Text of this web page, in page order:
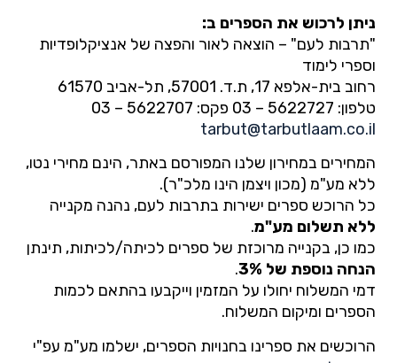
ניתן לרכוש את הספרים ב:
"תרבות לעם" – הוצאה לאור והפצה של אנציקלופדיות
וספרי לימוד
רחוב בית-אלפא 17, ת.ד. 57001, תל-אביב 61570
טלפון: 5622727 – 03 פקס: 5622707 – 03
tarbut@tarbutlaam.co.il
המחירים במחירון שלנו המפורסם באתר, הינם מחירי נטו,
ללא מע"מ (מכון ויצמן הינו מלכ"ר).
כל הרוכש ספרים ישירות בתרבות לעם, נהנה מקנייה
ללא תשלום מע"מ.
כמו כן, בקנייה מרוכזת של ספרים לכיתה/לכיתות, תינתן
הנחה נוספת של 3%
.
דמי המשלוח יחולו על המזמין וייקבעו בהתאם לכמות
הספרים ומיקום המשלוח.
הרוכשים את ספרינו בחנויות הספרים, ישלמו מע"מ עפ"י